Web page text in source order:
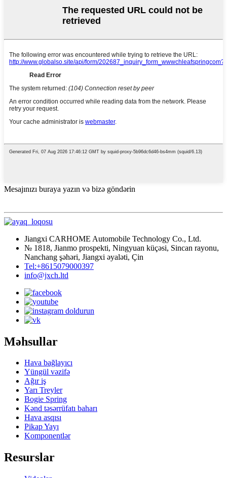
Mesajınızı buraya yazın və bizə göndərin
Jiangxi CARHOME Automobile Technology Co., Ltd.
№ 1818, Jianmo prospekti, Ningyuan küçəsi, Sincan rayonu,
Nanchang şəhəri, Jiangxi əyaləti, Çin
Tel:+8615079000397
info@jxch.ltd
Məhsullar
Hava bağlayıcı
Yüngül vəzifə
Ağır iş
Yarı Treyler
Bogie Spring
Kənd təsərrüfatı baharı
Hava asqısı
Pikap Yayı
Komponentlər
Resurslar